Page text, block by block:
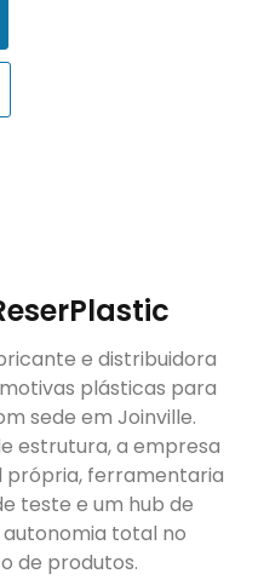
e distribuidora
plásticas para
sede em Joinville.
estrutura, a empresa
própria, ferramentaria
teste e um hub de
total no
de produtos.